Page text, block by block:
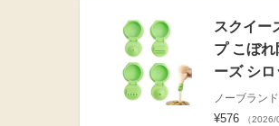
スクイー
プ こぼ
ーズ シ
ノーブラン
¥576 （